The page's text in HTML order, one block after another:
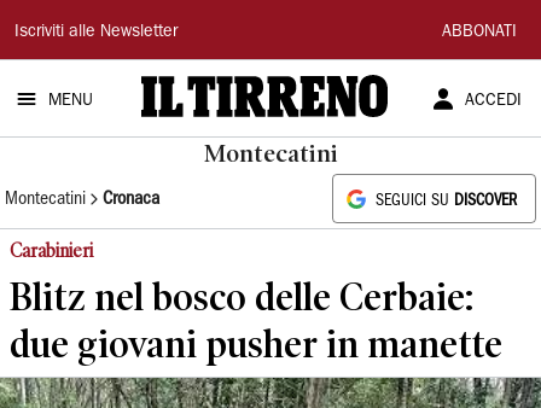
Il
Tirreno
Iscriviti alle Newsletter ABBONATI
MENU ACCEDI
Montecatini
Montecatini Cronaca SEGUICI SU DISCOVER
Carabinieri
Blitz nel bosco delle Cerbaie:
due giovani pusher in manette